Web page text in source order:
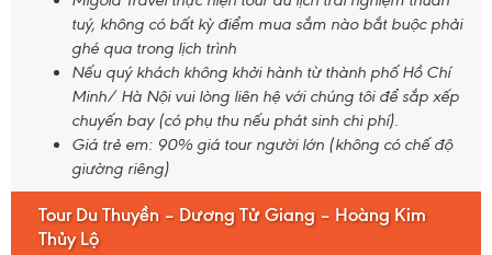
tuý, không có bất kỳ điểm mua sắm nào bắt buộc phải
ghé qua trong lịch trình
Nếu quý khách không khởi hành từ thành phố Hồ Chí
Minh/ Hà Nội vui lòng liên hệ với chúng tôi để sắp xếp
chuyến bay (có phụ thu nếu phát sinh chi phí).
Giá trẻ em: 90% giá tour người lớn (không có chế độ
giường riêng)
Tour Du Thuyền – Dương Tử Giang – Hoàng Kim
Thủy Lộ